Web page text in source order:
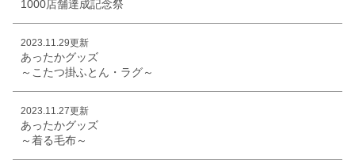
1000店舗達成記念祭
2023.11.29更新
あったかグッズ
～こたつ掛ふとん・ラグ～
2023.11.27更新
あったかグッズ
～着る毛布～